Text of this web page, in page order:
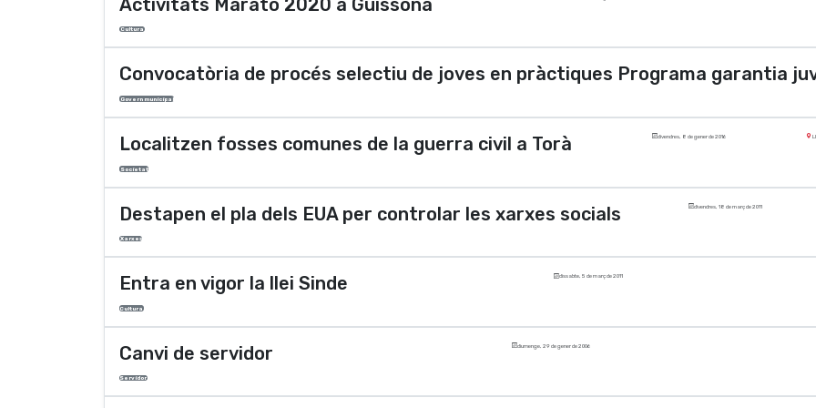
Cultura
Convocatòria de procés selectiu de joves en pràctiques Programa garantia
Govern municipal
Localitzen fosses comunes de la guerra civil a Torà divendres, 8 de gener de 2016
Societat
Destapen el pla dels EUA per controlar les xarxes socials divendres, 18 de març de 2011
Xarxes
Entra en vigor la llei Sinde dissabte, 5 de març de 2011
Cultura
Canvi de servidor diumenge, 29 de gener de 2006
Servidor